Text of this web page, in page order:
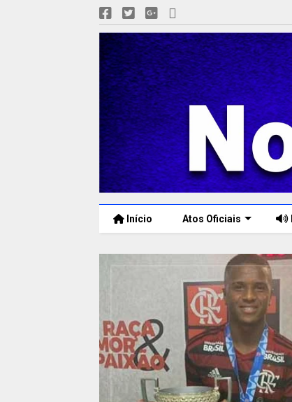
Início Atos Oficiais